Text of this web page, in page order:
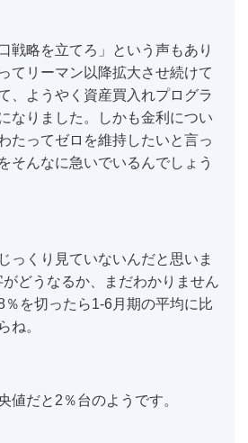
戦略を立てろ」という声もあり
てリーマン以降拡大させ続けて
、ようやく資産買入れプログラ
なりました。しかも金利につい
たってゼロを維持したいと言っ
そんなに急いでいるんでしょう
くり見ていないんだと思いま
どうなるか、まだわかりません
を切ったら1-6月期の平均に比
ね。
だと2％台のようです。